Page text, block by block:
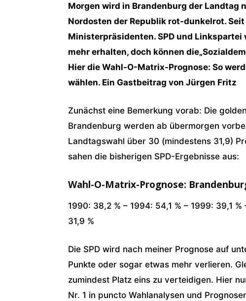
Morgen wird in Brandenburg der Landtag
Nordosten der Republik rot-dunkelrot. Seit
Ministerpräsidenten. SPD und Linkspartei
mehr erhalten, doch können
Hier die Wahl-O-Matrix-Prognose: So
wählen. Ein Gastbeitrag von Jürgen Fritz
Zunächst eine Bemerkung vorab: Die
Brandenburg werden ab übermorgen
Landtagswahl über 30 (mindestens 31,9)
sahen die bisherigen SPD-Ergebnisse aus:
Wahl-O-Matrix-Prognose:
1990: 38,2 % – 1994: 54,1 % – 1999: 39,1
31,9 %
Die SPD wird nach meiner Prognose auf
Punkte oder sogar etwas mehr verlieren.
zumindest Platz eins zu verteidigen. Hier
Nr. 1 in puncto Wahlanalysen und